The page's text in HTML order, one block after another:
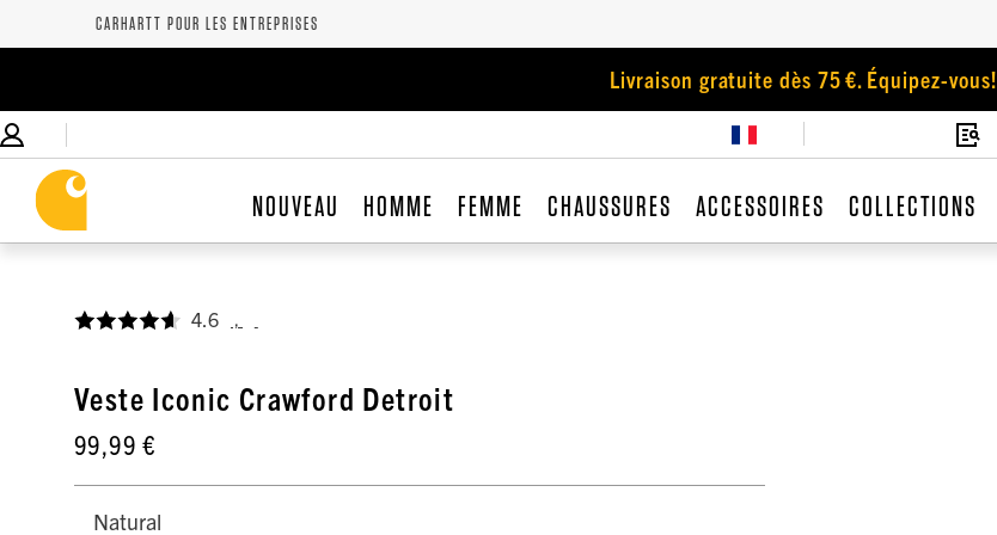
CARHARTT POUR LES ENTREPRISES
Livraison gratuite dès 75 €. Équipez-vous!
NOUVEAU HOMME FEMME CHAUSSURES ACCESSOIRES COLLECTIONS
4.6
Veste Iconic Crawford Detroit
99,99 €
Natural